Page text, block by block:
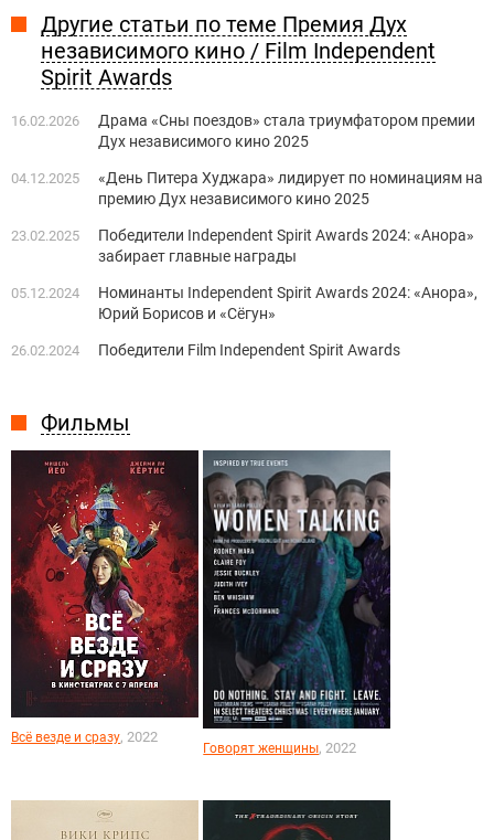
Фильмы
Всё везде и сразу, 2022
Говорят женщины, 2022
Другие статьи по теме Премия Дух
независимого кино / Film Independent
Spirit Awards
16.02.2026
Драма «Сны поездов» стала триумфатором премии
Дух независимого кино 2025
04.12.2025
«День Питера Худжара» лидирует по номинациям на
премию Дух независимого кино 2025
23.02.2025
Победители Independent Spirit Awards 2024: «Анора»
забирает главные награды
05.12.2024
Номинанты Independent Spirit Awards 2024: «Анора»,
Юрий Борисов и «Сёгун»
26.02.2024 Победители Film Independent Spirit Awards